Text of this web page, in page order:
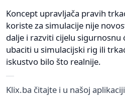
Koncept upravljača pravih
koriste za simulacije nije
dalje i razviti cijelu sigurnosnu
ubaciti u simulacijski rig ili
iskustvo bilo što realnije.
Klix.ba čitajte i u našoj